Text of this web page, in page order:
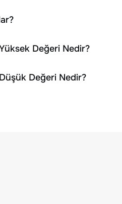
Değeri Nedir?
Değeri Nedir?